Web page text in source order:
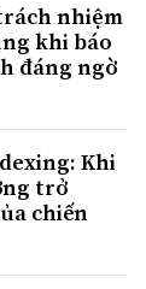
nhiệm
khi báo
đáng ngờ
Khi
trở
chiến